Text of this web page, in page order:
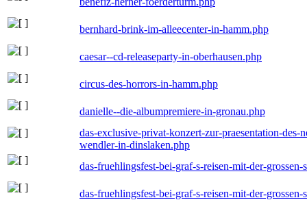
bernhard-brink-im-alleecenter-in-hamm.php
caesar--cd-releaseparty-in-oberhausen.php
circus-des-horrors-in-hamm.php
danielle--die-albumpremiere-in-gronau.php
das-exclusive-privat-konzert-zur-praesentation-
wendler-in-dinslaken.php
das-fruehlingsfest-bei-graf-s-reisen-mit-der-
das-fruehlingsfest-bei-graf-s-reisen-mit-der-